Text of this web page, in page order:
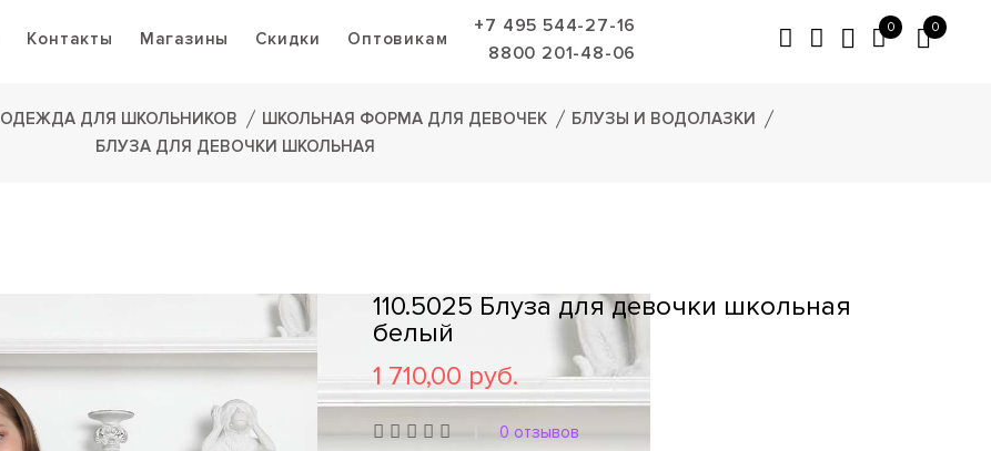
Контакты Магазины Скидки Оптовикам
+7 495 544-27-16
8800 201-48-06
0 0
ОДЕЖДА ДЛЯ ШКОЛЬНИКОВ ШКОЛЬНАЯ ФОРМА ДЛЯ ДЕВОЧЕК
БЛУЗЫ И ВОДОЛАЗКИ
БЛУЗА ДЛЯ ДЕВОЧКИ ШКОЛЬНАЯ
110.5025 Блуза для девочки школьная
белый
1 710,00 руб.
0 отзывов